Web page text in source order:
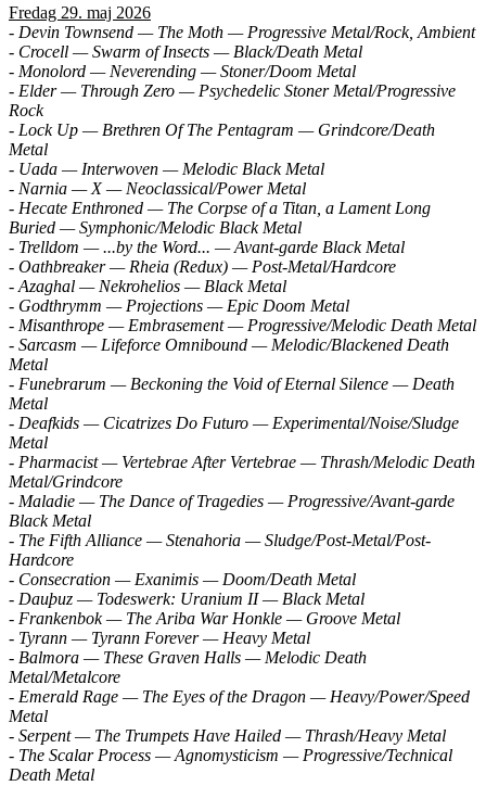
Fredag 29. maj 2026
- Devin Townsend — The Moth — Progressive Metal/Rock, Ambient
- Crocell — Swarm of Insects — Black/Death Metal
- Monolord — Neverending — Stoner/Doom Metal
- Elder — Through Zero — Psychedelic Stoner Metal/Progressive
Rock
- Lock Up — Brethren Of The Pentagram — Grindcore/Death
Metal
- Uada — Interwoven — Melodic Black Metal
- Narnia — X — Neoclassical/Power Metal
- Hecate Enthroned — The Corpse of a Titan, a Lament Long
Buried — Symphonic/Melodic Black Metal
- Trelldom — ...by the Word... — Avant-garde Black Metal
- Oathbreaker — Rheia (Redux) — Post-Metal/Hardcore
- Azaghal — Nekrohelios — Black Metal
- Godthrymm — Projections — Epic Doom Metal
- Misanthrope — Embrasement — Progressive/Melodic Death Metal
- Sarcasm — Lifeforce Omnibound — Melodic/Blackened Death
Metal
- Funebrarum — Beckoning the Void of Eternal Silence — Death
Metal
- Deafkids — Cicatrizes Do Futuro — Experimental/Noise/Sludge
Metal
- Pharmacist — Vertebrae After Vertebrae — Thrash/Melodic Death
Metal/Grindcore
- Maladie — The Dance of Tragedies — Progressive/Avant-garde
Black Metal
- The Fifth Alliance — Stenahoria — Sludge/Post-Metal/Post-
Hardcore
- Consecration — Exanimis — Doom/Death Metal
- Dauþuz — Todeswerk: Uranium II — Black Metal
- Frankenbok — The Ariba War Honkle — Groove Metal
- Tyrann — Tyrann Forever — Heavy Metal
- Balmora — These Graven Halls — Melodic Death
Metal/Metalcore
- Emerald Rage — The Eyes of the Dragon — Heavy/Power/Speed
Metal
- Serpent — The Trumpets Have Hailed — Thrash/Heavy Metal
- The Scalar Process — Agnomysticism — Progressive/Technical
Death Metal